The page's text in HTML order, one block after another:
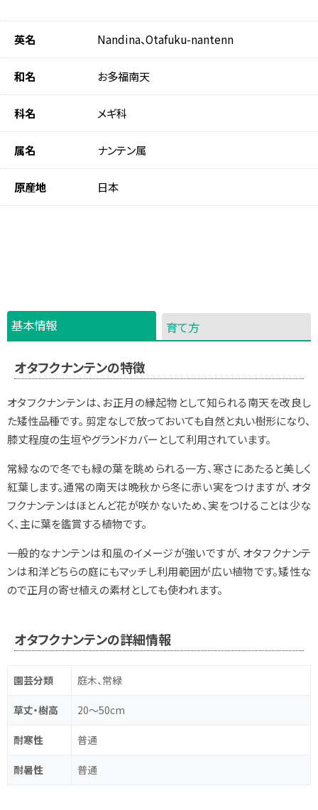
英名 Nandina、Otafuku-nantenn
和名 お多福南天
科名 メギ科
属名 ナンテン属
原産地 日本
基本情報 育て方
オタフクナンテンの特徴
オタフクナンテンは、お正月の縁起物として知られる南天を改良し
た矮性品種です。 剪定なしで放っておいても自然と丸い樹形になり、
膝丈程度の生垣やグランドカバーとして利用されています。
常緑なので冬でも緑の葉を眺められる一方、寒さにあたると美しく
紅葉します。通常の南天は晩秋から冬に赤い実をつけますが、オタ
フクナンテンはほとんど花が咲かないため、実をつけることは少な
く、主に葉を鑑賞する植物です。
一般的なナンテンは和風のイメージが強いですが、オタフクナンテ
ンは和洋どちらの庭にもマッチし利用範囲が広い植物です。矮性な
ので正月の寄せ植えの素材としても使われます。
オタフクナンテンの詳細情報
園芸分類 庭木、常緑
草丈・樹高 20～50cm
耐寒性 普通
耐暑性 普通